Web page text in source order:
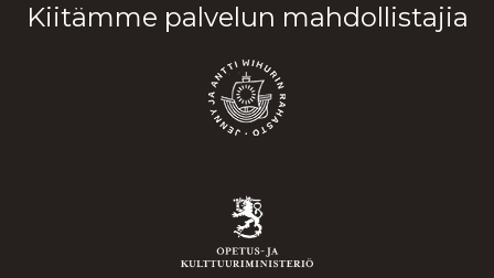
Kiitämme palvelun mahdollistajia